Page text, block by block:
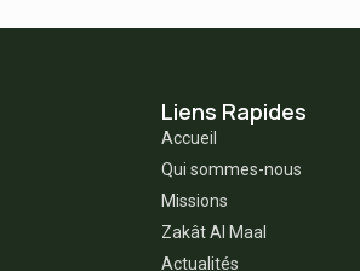
Liens Rapides
Accueil
Qui sommes-nous
Missions
Zakât Al Maal
Actualités